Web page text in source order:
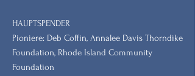
HAUPTSPENDER
Pioniere: Deb Coffin, Annalee Davis Thorndike
Foundation, Rhode Island Community
Foundation